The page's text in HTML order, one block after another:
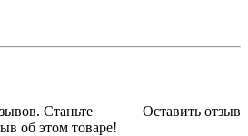
Оставить отзыв
Станьте
об этом товаре!